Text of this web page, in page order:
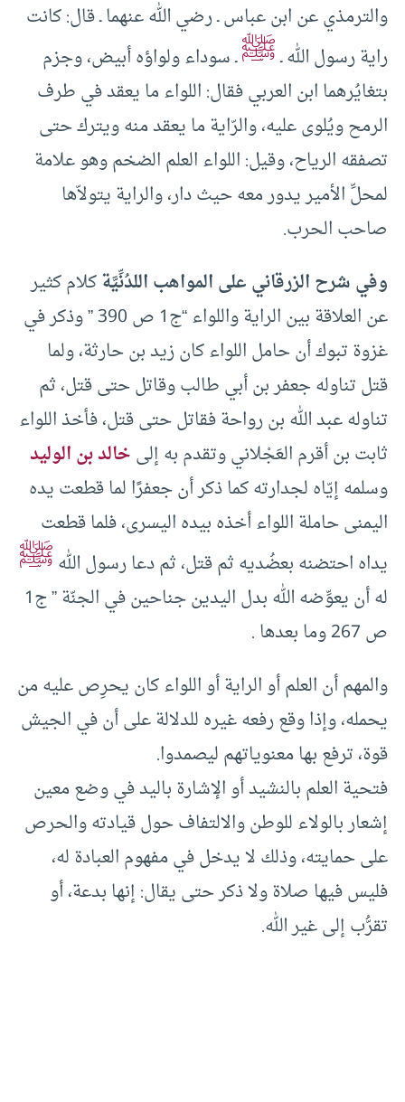
والترمذي عن ابن عباس ـ رضي الله عنهما ـ قال: كانت
راية رسول الله ـﷺـ سوداء ولواؤه أبيض، وجزم
بتغايُرهما ابن العربي فقال: اللواء ما يعقد في طرف
الرمح ويُلوى عليه، والرّاية ما يعقد منه ويترك حتى
تصفقه الرياح، وقيل: اللواء العلم الضخم وهو علامة
لمحلِّ الأمير يدور معه حيث دار، والراية يتولاّها
صاحب الحرب.
وفي شرح الزرقاني على المواهب اللدُنِّيَّةكلام كثير
عن العلاقة بين الراية واللواء “ج1 ص 390 ” وذكر في
غزوة تبوك أن حامل اللواء كان زيد بن حارثة، ولما
قتل تناوله جعفر بن أبي طالب وقاتل حتى قتل، ثم
تناوله عبد الله بن رواحة فقاتل حتى قتل، فأخذ اللواء
ثابت بن أقرم العَجْلاني وتقدم به إلىخالد بن الوليد
وسلمه إيّاه لجدارته كما ذكر أن جعفرًا لما قطعت يده
اليمنى حاملة اللواء أخذه بيده اليسرى، فلما قطعت
يداه احتضنه بعضُديه ثم قتل، ثم دعا رسول اللهﷺ
له أن يعوِّضه الله بدل اليدين جناحين في الجنّة ” ج1
ص 267 وما بعدها .
والمهم أن العلم أو الراية أو اللواء كان يحرِص عليه من
يحمله، وإذا وقع رفعه غيره للدلالة على أن في الجيش
قوة، ترفع بها معنوياتهم ليصمدوا.
فتحية العلم بالنشيد أو الإشارة باليد في وضع معين
إشعار بالولاء للوطن والالتفاف حول قيادته والحرص
على حمايته، وذلك لا يدخل في مفهوم العبادة له،
فليس فيها صلاة ولا ذكر حتى يقال: إنها بدعة، أو
تقرُّب إلى غير الله.